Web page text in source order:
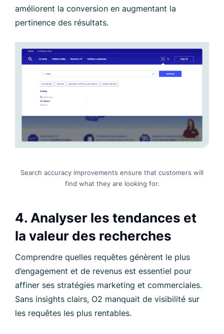
améliorent la conversion en augmentant la
pertinence des résultats.
Search accuracy improvements ensure that customers will
find what they are looking for.
4. Analyser les tendances et
la valeur des recherches
Comprendre quelles requêtes génèrent le plus
d’engagement et de revenus est essentiel pour
affiner ses stratégies marketing et commerciales.
Sans insights clairs, O2 manquait de visibilité sur
les requêtes les plus rentables.